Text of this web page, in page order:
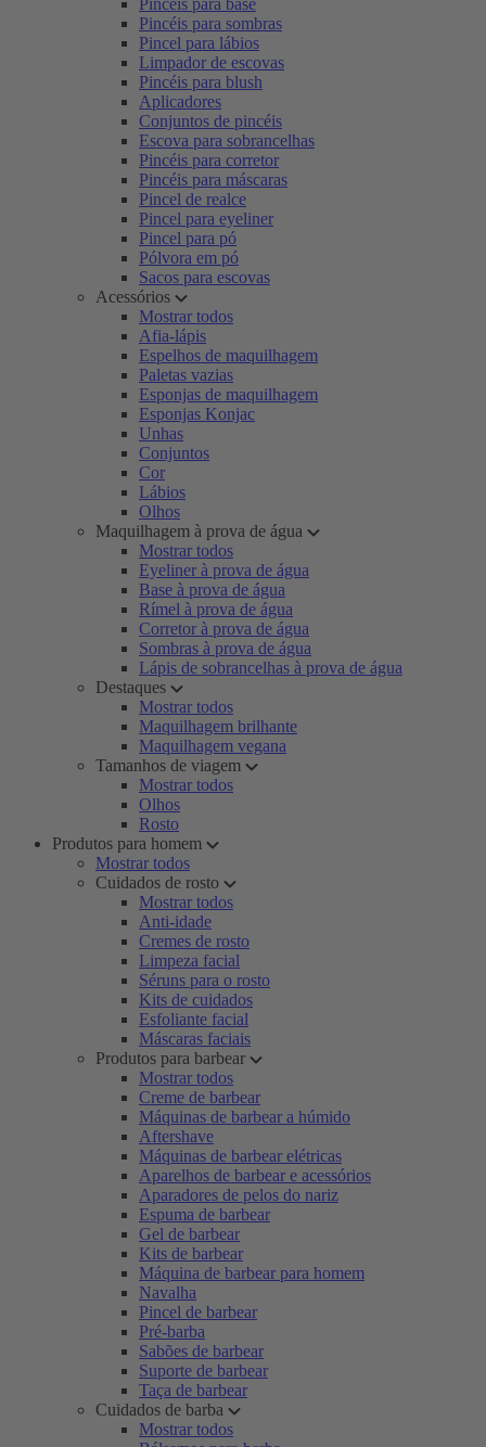
Pincéis para base
Pincéis para sombras
Pincel para lábios
Limpador de escovas
Pincéis para blush
Aplicadores
Conjuntos de pincéis
Escova para sobrancelhas
Pincéis para corretor
Pincéis para máscaras
Pincel de realce
Pincel para eyeliner
Pincel para pó
Pólvora em pó
Sacos para escovas
Acessórios
Mostrar todos
Afia-lápis
Espelhos de maquilhagem
Paletas vazias
Esponjas de maquilhagem
Esponjas Konjac
Unhas
Conjuntos
Cor
Lábios
Olhos
Maquilhagem à prova de água
Mostrar todos
Eyeliner à prova de água
Base à prova de água
Rímel à prova de água
Corretor à prova de água
Sombras à prova de água
Lápis de sobrancelhas à prova de água
Destaques
Mostrar todos
Maquilhagem brilhante
Maquilhagem vegana
Tamanhos de viagem
Mostrar todos
Olhos
Rosto
Produtos para homem
Mostrar todos
Cuidados de rosto
Mostrar todos
Anti-idade
Cremes de rosto
Limpeza facial
Séruns para o rosto
Kits de cuidados
Esfoliante facial
Máscaras faciais
Produtos para barbear
Mostrar todos
Creme de barbear
Máquinas de barbear a húmido
Aftershave
Máquinas de barbear elétricas
Aparelhos de barbear e acessórios
Aparadores de pelos do nariz
Espuma de barbear
Gel de barbear
Kits de barbear
Máquina de barbear para homem
Navalha
Pincel de barbear
Pré-barba
Sabões de barbear
Suporte de barbear
Taça de barbear
Cuidados de barba
Mostrar todos